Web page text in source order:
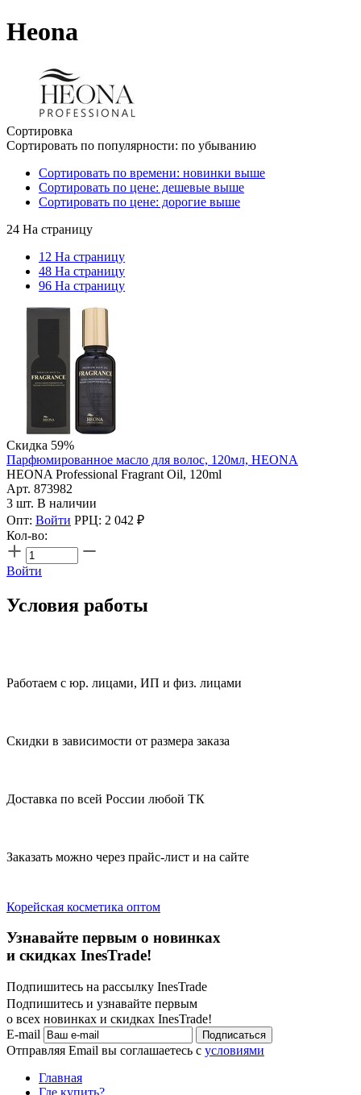
Heona
Сортировка
Сортировать по популярности: по убыванию
Сортировать по времени: новинки выше
Сортировать по цене: дешевые выше
Сортировать по цене: дорогие выше
24 На страницу
12 На страницу
48 На страницу
96 На страницу
Скидка 59%
Парфюмированное масло для волос, 120мл, HEONA
HEONA Professional Fragrant Oil, 120ml
Арт. 873982
3 шт. В наличии
Опт: Войти РРЦ: 2 042 ₽
Кол-во:
Войти
Условия работы
Работаем с юр. лицами, ИП и физ. лицами
Скидки в зависимости от размера заказа
Доставка по всей России любой ТК
Заказать можно через прайс-лист и на сайте
Корейская косметика оптом
Узнавайте первым о новинках
и скидках InesTrade!
Подпишитесь на рассылку InesTrade
Подпишитесь и узнавайте первым
о всех новинках и скидках InesTrade!
E-mail
Подписаться
Отправляя Email вы соглашаетесь с условиями
Главная